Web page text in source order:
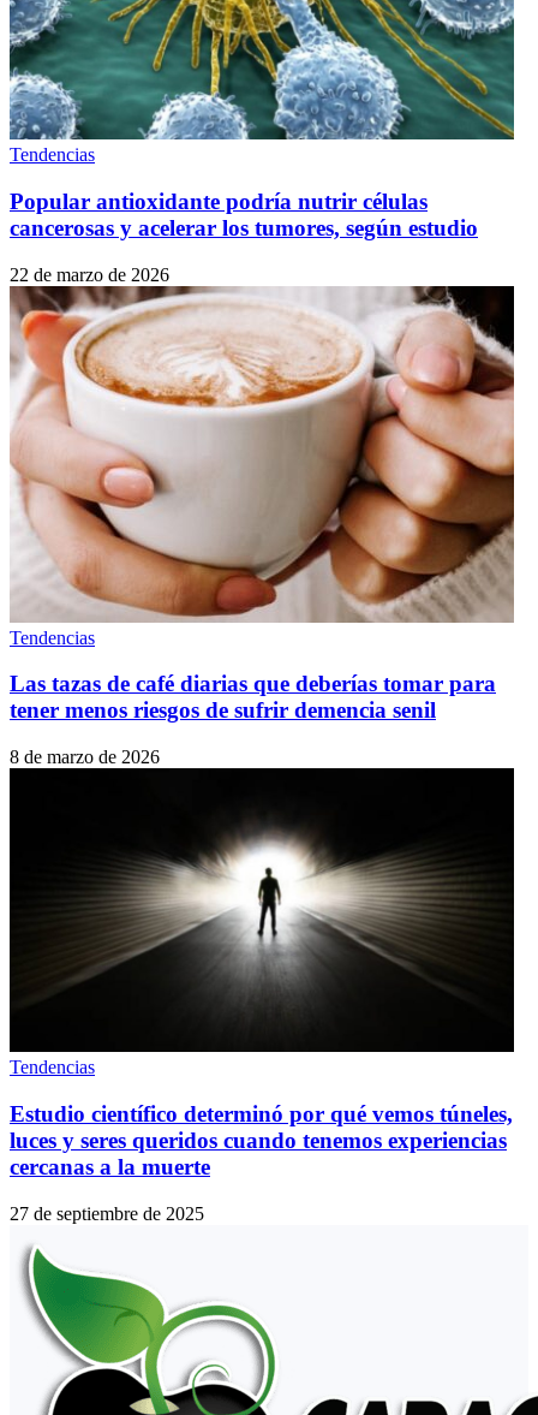
Tendencias
Popular antioxidante podría nutrir células
cancerosas y acelerar los tumores, según estudio
22 de marzo de 2026
Tendencias
Las tazas de café diarias que deberías tomar para
tener menos riesgos de sufrir demencia senil
8 de marzo de 2026
Tendencias
Estudio científico determinó por qué vemos túneles,
luces y seres queridos cuando tenemos experiencias
cercanas a la muerte
27 de septiembre de 2025